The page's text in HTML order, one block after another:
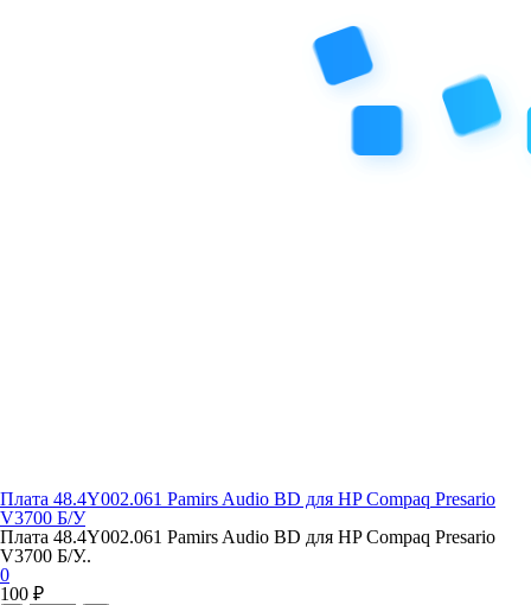
Плата 48.4Y002.061 Pamirs Audio BD для HP Compaq Presario
V3700 Б/У
Плата 48.4Y002.061 Pamirs Audio BD для HP Compaq Presario
V3700 Б/У..
0
100 ₽